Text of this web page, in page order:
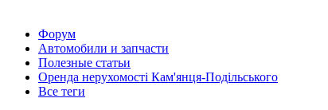
Форум
Автомобили и запчасти
Полезные статьи
Оренда нерухомості Кам'янця-Подільського
Все теги